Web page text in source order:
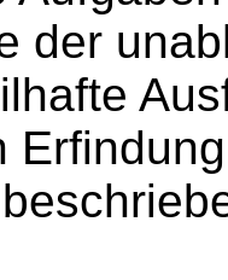
der